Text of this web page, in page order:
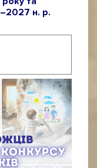
н. р.